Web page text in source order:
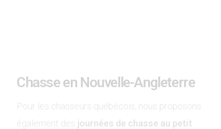
Chasse en Nouvelle-Angleterre
Pour les chasseurs québécois, nous proposons
également des journées de chasse au petit